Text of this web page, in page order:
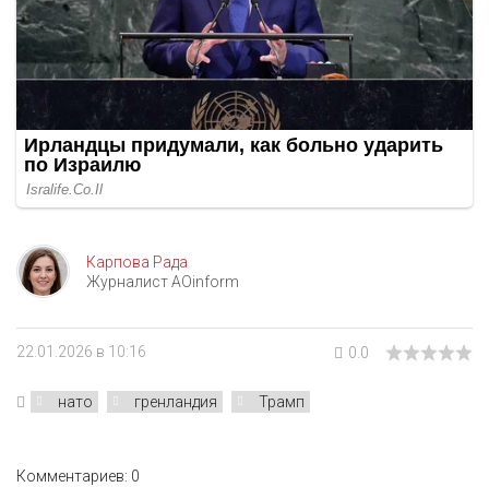
Карпова Рада
Журналист AOinform
22.01.2026 в 10:16 0.0
нато гренландия Трамп
Комментариев: 0